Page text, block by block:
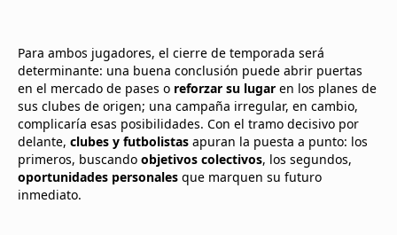
Para ambos jugadores, el cierre de temporada será
determinante: una buena conclusión puede abrir puertas
en el mercado de pases o reforzar su lugar en los planes de
sus clubes de origen; una campaña irregular, en cambio,
complicaría esas posibilidades. Con el tramo decisivo por
delante, clubes y futbolistas apuran la puesta a punto: los
primeros, buscando objetivos colectivos, los segundos,
oportunidades personales que marquen su futuro
inmediato.